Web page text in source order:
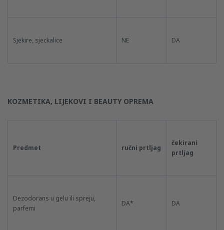
Sjekire, sjeckalice NE DA
KOZMETIKA, LIJEKOVI I BEAUTY OPREMA
Predmet ručni prtljag
čekirani
prtljag
Dezodorans u gelu ili spreju,
parfemi
DA* DA